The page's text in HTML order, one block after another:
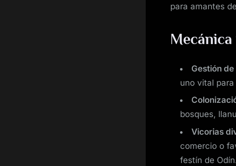
para amantes
Gestión
uno vital
bosques,
Vicorias
comercio o
festín de